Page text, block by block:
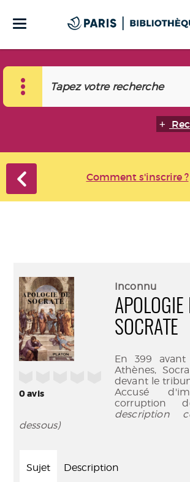
Comment s'inscrire ?
0avis
Inconnu
APOLOGIE
SOCRATE
En 399
Athènes,
devant le
Accusé
corruption
description
dessous)
Sujet Description